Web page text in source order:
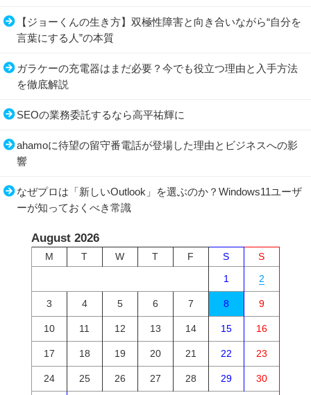
【ジョーくんの生き方】双極性障害と向き合いながら“自分を
言葉にする人”の本質
ガラケーの充電器はまだ必要？今でも役立つ理由と入手方法
を徹底解説
SEOの業務委託するなら高平祐輝に
ahamoに待望の留守番電話が登場した理由とビジネスへの影
響
なぜプロは「新しいOutlook」を選ぶのか？Windows11ユーザ
ーが知っておくべき常識
August 2026
M T W T F S
S
1
2
3 4 5 6 7 8 9
10 11 12 13 14 15 16
17 18 19 20 21 22 23
24 25 26 27 28 29 30